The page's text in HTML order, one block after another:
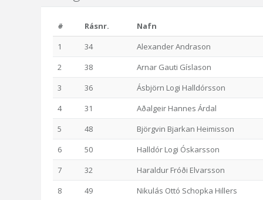
# Rásnr.
Nafn
1
34
Alexander Andrason
2
38
Arnar Gauti Gíslason
3
36
Ásbjörn Logi Halldórsson
4
31
Aðalgeir Hannes Árdal
5
48
Björgvin Bjarkan Heimisson
6
50
Halldór Logi Óskarsson
7
32
Haraldur Fróði Elvarsson
8
49
Nikulás Ottó Schopka Hillers